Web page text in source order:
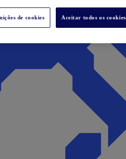
de cookies Aceitar todos os cookies